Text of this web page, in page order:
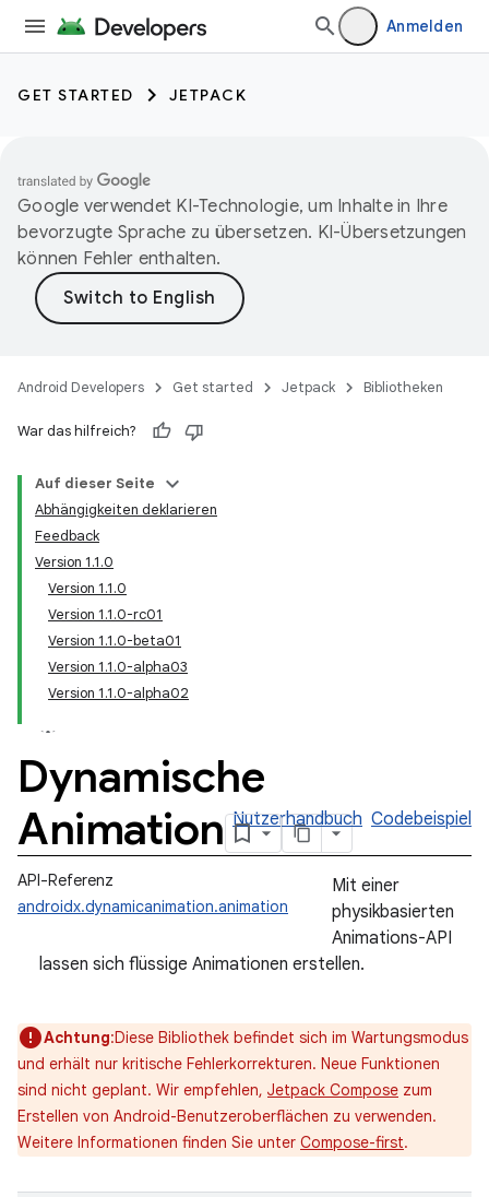
Anmelden
GET STARTED JETPACK
Google verwendet KI-Technologie, um Inhalte in Ihre
bevorzugte Sprache zu übersetzen. KI-Übersetzungen
können Fehler enthalten.
Android Developers Get started Jetpack Bibliotheken
War das hilfreich?
Auf dieser Seite
Abhängigkeiten deklarieren
Feedback
Version 1.1.0
Version 1.1.0
Version 1.1.0-rc01
Version 1.1.0-beta01
Version 1.1.0-alpha03
Version 1.1.0-alpha02
Dynamische
Animation Nutzerhandbuch Codebeispiel
API-Referenz
androidx.dynamicanimation.animation
Mit einer
physikbasierten
Animations-API
lassen sich flüssige Animationen erstellen.
Achtung:Diese Bibliothek befindet sich im Wartungsmodus
und erhält nur kritische Fehlerkorrekturen. Neue Funktionen
sind nicht geplant. Wir empfehlen, Jetpack Compose zum
Erstellen von Android-Benutzeroberflächen zu verwenden.
Weitere Informationen finden Sie unter Compose-first.